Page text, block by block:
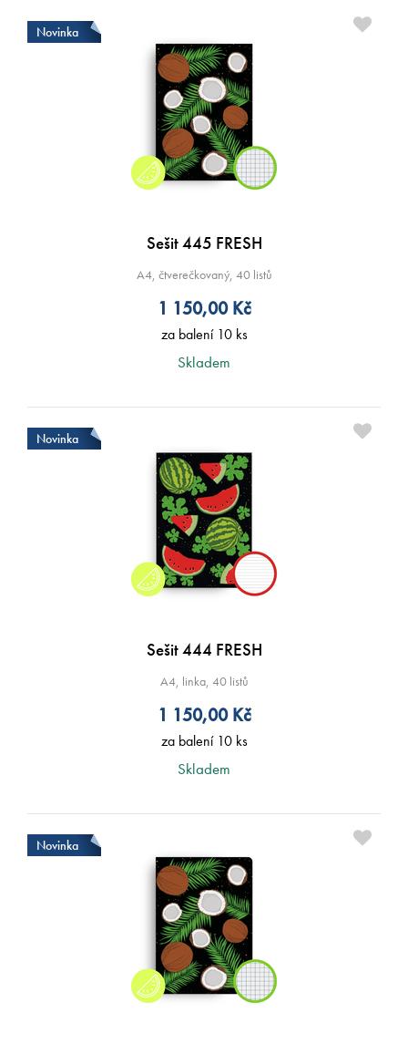
Novinka
Sešit 445 FRESH
A4, čtverečkovaný, 40 listů
1 150,00Kč
za balení 10 ks
Skladem
Novinka
Sešit 444 FRESH
A4, linka, 40 listů
1 150,00Kč
za balení 10 ks
Skladem
Novinka